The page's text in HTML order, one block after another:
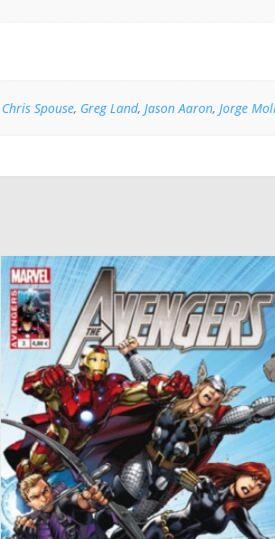
Chris Spouse, Greg Land,Jason Aaron,Jorge